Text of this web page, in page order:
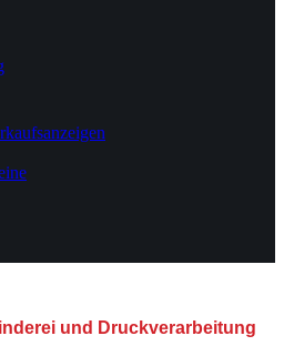
und Druckverarbeitung